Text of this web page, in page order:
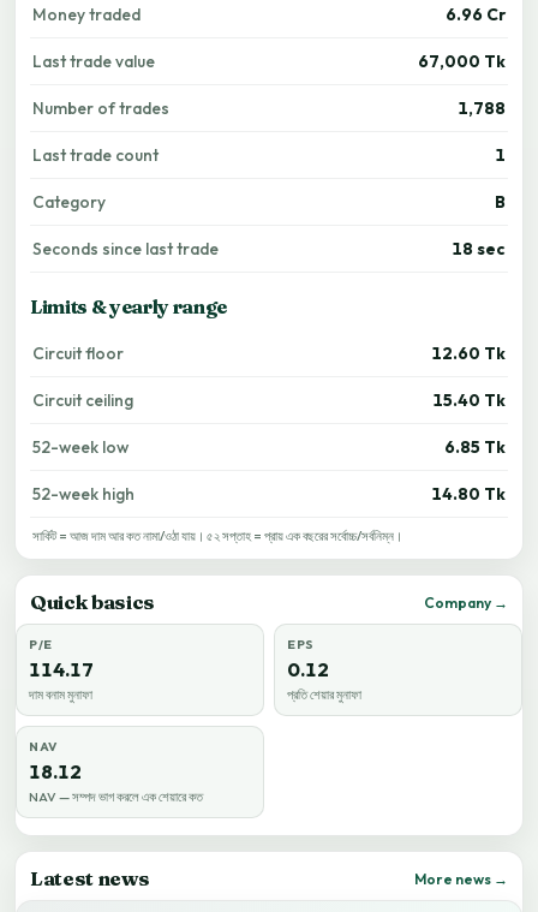
Money traded 6.96 Cr
Last trade value 67,000 Tk
Number of trades 1,788
Last trade count 1
Category B
Seconds since last trade 18 sec
Limits & yearly range
Circuit floor 12.60 Tk
Circuit ceiling 15.40 Tk
52-week low 6.85 Tk
52-week high 14.80 Tk
সার্কিট = আজ দাম আর কত নামা/ওঠা যায়। ৫২ সপ্তাহ = প্রায় এক বছরের সর্বোচ্চ/সর্বনিম্ন।
Quick basics Company →
P/E
114.17
দাম বনাম মুনাফা
EPS
0.12
প্রতি শেয়ার মুনাফা
NAV
18.12
NAV — সম্পদ ভাগ করলে এক শেয়ারে কত
Latest news More news →